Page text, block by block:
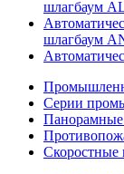
шлагбаум
шлагбаум
Серии
Скоростные